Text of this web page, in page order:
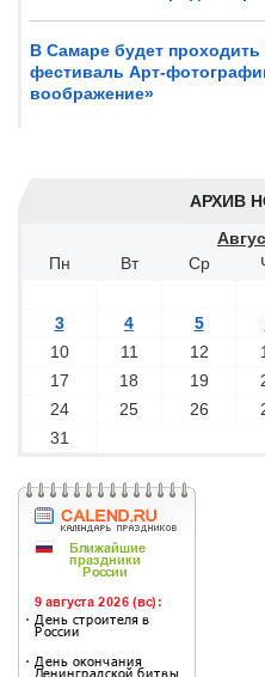
В Самаре будет
фестиваль Арт-
воображение»
АРХИВ
Пн
Вт Ср
3
4 5
10
11 12
17
18 19
24
25 26
31